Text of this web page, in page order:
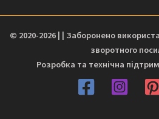
© 2020-2026 | | Заборонено
зворотного
Розробка та технічна